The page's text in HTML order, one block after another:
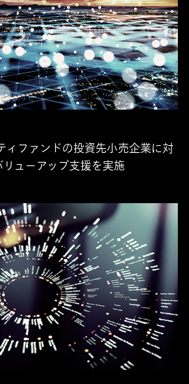
ィファンドの投資先小売企業に対
ューアップ支援を実施